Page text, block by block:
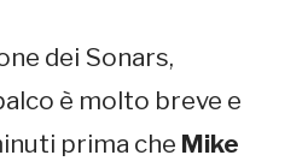
dei Sonars,
è molto breve e
prima che Mike